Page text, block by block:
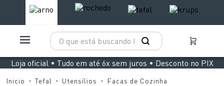
O que está buscando hoje?
Loja oficial • Tudo em até 6x sem juros • Desconto no PIX
Tefal Utensílios Facas de Cozinha
TERMOS MAIS BUSCADOS
aspirador x clean 4